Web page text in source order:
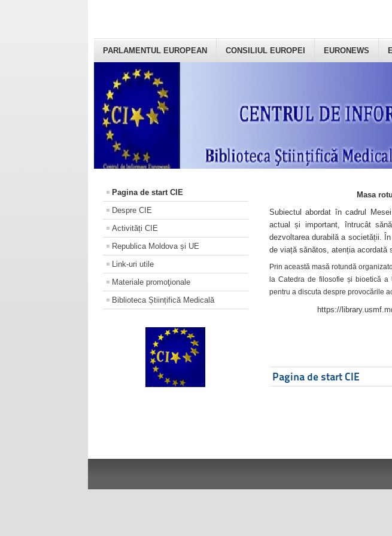
PARLAMENTUL EUROPEAN CONSILIUL EUROPEI EURONEWS
Pagina de start CIE
Despre CIE
Activități CIE
Republica Moldova și UE
Link-uri utile
Materiale promoţionale
Biblioteca Științifică Medicală
Masa
Subiectul abordat în cadrul
actual și important, întrucât
dezvoltarea durabilă a societății.
de viață sănătos, atenția acordată
Prin această masă rotundă
la Catedra de filosofie și bioetică a
pentru a discuta despre provocările
https://
Pagina de start CIE